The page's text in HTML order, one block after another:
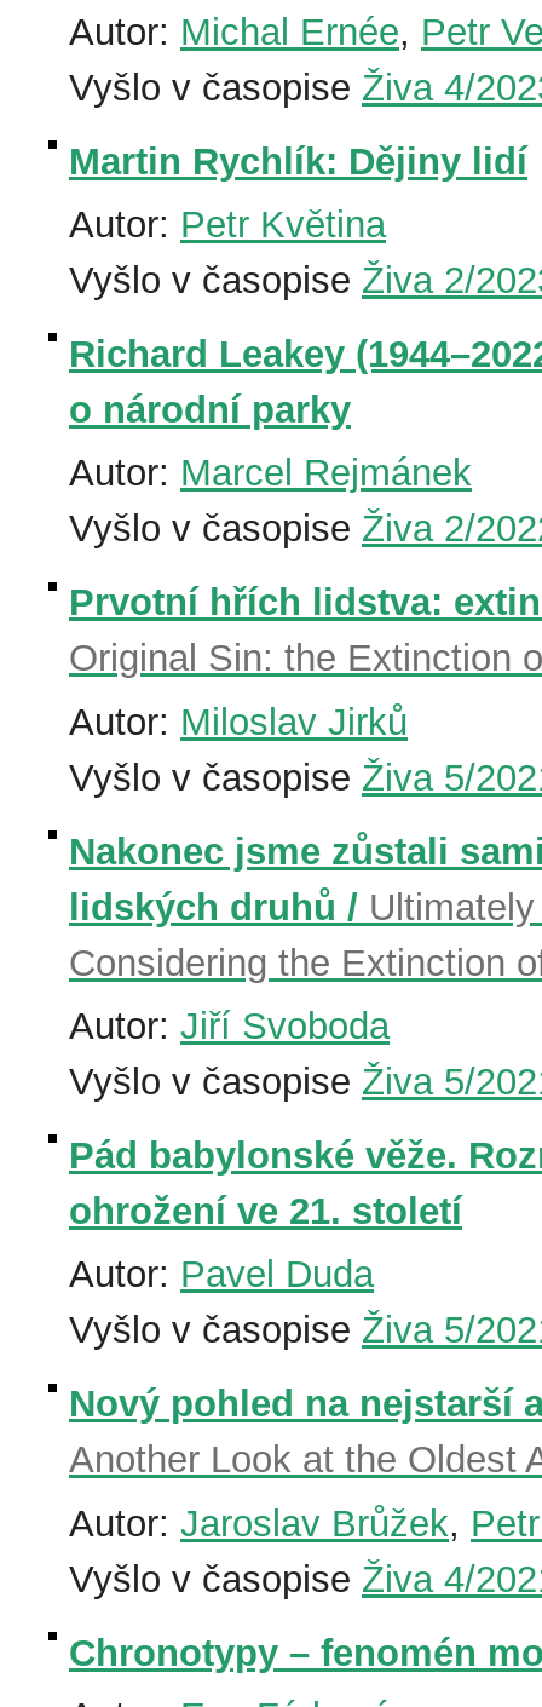
Autor: Michal Ernée, Petr
Vyšlo v časopise Živa 4/
Martin Rychlík: Dějiny lidí
Autor: Petr Květina
Vyšlo v časopise Živa 2/
Richard Leakey
o národní parky
Autor: Marcel Rejmánek
Vyšlo v časopise Živa 2/
Prvotní hřích lidstva:
Original Sin: the Extinction
Autor: Miloslav Jirků
Vyšlo v časopise Živa 5/
Nakonec jsme zůstali
lidských druhů /
Considering the Extinction
Autor: Jiří Svoboda
Vyšlo v časopise Živa 5/
Pád babylonské věže.
ohrožení ve 21. století
Autor: Pavel Duda
Vyšlo v časopise Živa 5/
Nový pohled na nejstarší
Another Look at the Oldest
Autor: Jaroslav Brůžek,
Vyšlo v časopise Živa 4/
Chronotypy – fenomén